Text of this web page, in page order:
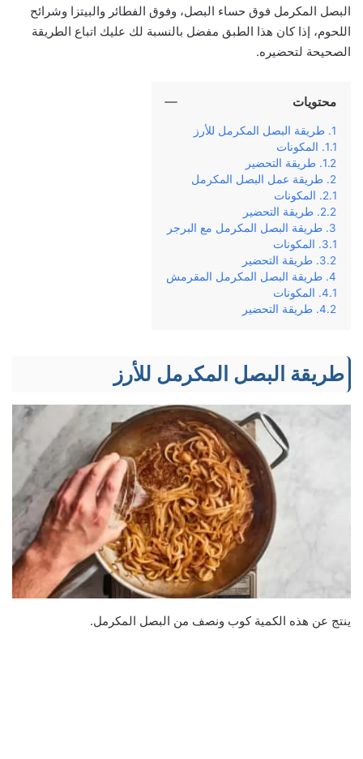
البصل المكرمل فوق حساء البصل، وفوق الفطائر والبيتزا وشرائح
اللحوم، إذا كان هذا الطبق مفضل بالنسبة لك عليك اتباع الطريقة
الصحيحة لتحضيره.
محتويات
طريقة البصل المكرمل للأرز
المكونات
طريقة التحضير
طريقة عمل البصل المكرمل
المكونات
طريقة التحضير
طريقة البصل المكرمل مع البرجر
المكونات
طريقة التحضير
طريقة البصل المكرمل المقرمش
المكونات
طريقة التحضير
طريقة البصل المكرمل للأرز
ينتج عن هذه الكمية كوب ونصف من البصل المكرمل.